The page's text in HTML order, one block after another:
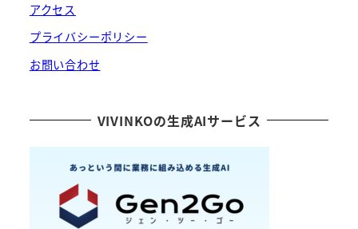
アクセス
プライバシーポリシー
お問い合わせ
VIVINKOの生成AIサービス